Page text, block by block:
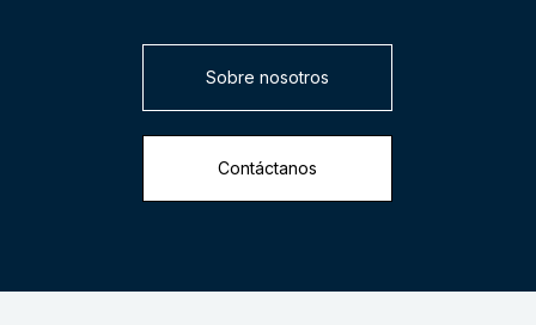
Sobre nosotros
Contáctanos